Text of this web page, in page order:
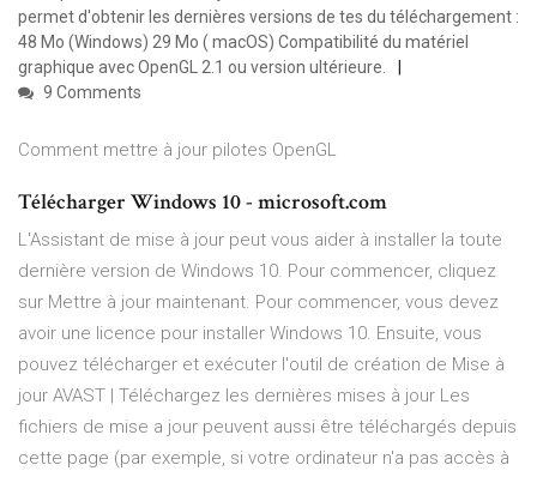
permet d'obtenir les dernières versions de tes du téléchargement :
48 Mo (Windows) 29 Mo ( macOS) Compatibilité du matériel
graphique avec OpenGL 2.1 ou version ultérieure.
9 Comments
Comment mettre à jour pilotes OpenGL
Télécharger Windows 10 - microsoft.com
L'Assistant de mise à jour peut vous aider à installer la toute
dernière version de Windows 10. Pour commencer, cliquez
sur Mettre à jour maintenant. Pour commencer, vous devez
avoir une licence pour installer Windows 10. Ensuite, vous
pouvez télécharger et exécuter l'outil de création de Mise à
jour AVAST | Téléchargez les dernières mises à jour Les
fichiers de mise a jour peuvent aussi être téléchargés depuis
cette page (par exemple, si votre ordinateur n'a pas accès à